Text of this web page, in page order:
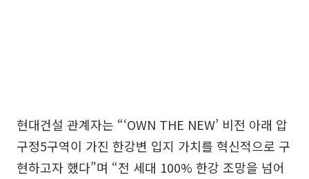
현대건설 관계자는 “‘OWN THE NEW’ 비전 아래 압
구정5구역이 가진 한강변 입지 가치를 혁신적으로 구
현하고자 했다”며 “전 세대 100% 한강 조망을 넘어